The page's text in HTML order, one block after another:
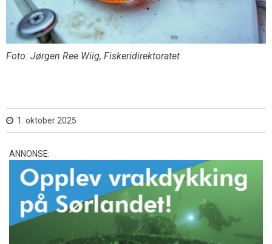
Foto: Jørgen Ree Wiig, Fiskeridirektoratet
1. oktober 2025
ANNONSE: